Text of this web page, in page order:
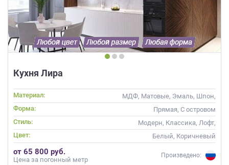
Кухня Лира
Материал:
МДФ, Матовые, Эмаль, Шпон,
Глянцевые
Форма:
Прямая, С островом
Стиль:
Модерн, Классика, Лофт,
Скандинавский, Неоклассика,
Современные
Цвет: Белый, Коричневый
от 65 800 руб.
Цена за погонный метр
Произведено: